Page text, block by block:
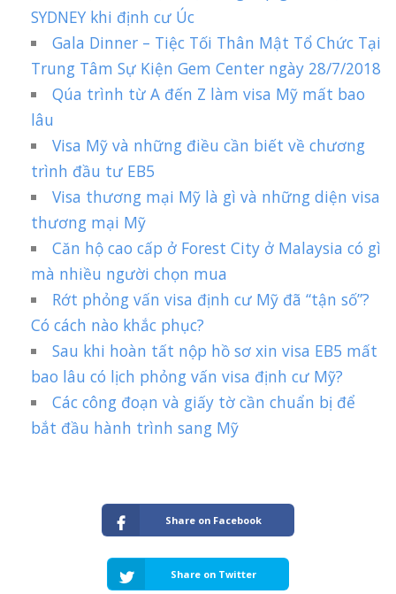
SYDNEY khi định cư Úc
Gala Dinner – Tiệc Tối Thân Mật Tổ Chức Tại
Trung Tâm Sự Kiện Gem Center ngày 28/7/2018
Qúa trình từ A đến Z làm visa Mỹ mất bao
lâu
Visa Mỹ và những điều cần biết về chương
trình đầu tư EB5
Visa thương mại Mỹ là gì và những diện visa
thương mại Mỹ
Căn hộ cao cấp ở Forest City ở Malaysia có gì
mà nhiều người chọn mua
Rớt phỏng vấn visa định cư Mỹ đã “tận số”?
Có cách nào khắc phục?
Sau khi hoàn tất nộp hồ sơ xin visa EB5 mất
bao lâu có lịch phỏng vấn visa định cư Mỹ?
Các công đoạn và giấy tờ cần chuẩn bị để
bắt đầu hành trình sang Mỹ
Share on Facebook
Share on Twitter